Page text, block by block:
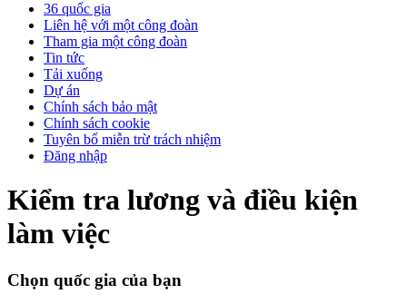
36 quốc gia
Liên hệ với một công đoàn
Tham gia một công đoàn
Tin tức
Tải xuống
Dự án
Chính sách bảo mật
Chính sách cookie
Tuyên bố miễn trừ trách nhiệm
Đăng nhập
Kiểm tra lương và điều kiện
làm việc
Chọn quốc gia của bạn